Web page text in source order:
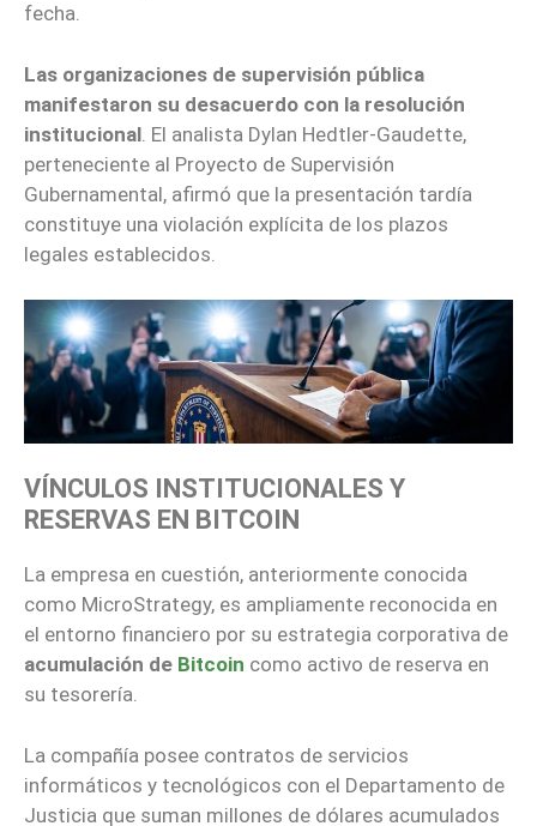
fecha.
Las organizaciones de supervisión pública
manifestaron su desacuerdo con la resolución
institucional . El analista Dylan Hedtler-Gaudette,
perteneciente al Proyecto de Supervisión
Gubernamental, afirmó que la presentación tardía
constituye una violación explícita de los plazos
legales establecidos.
VÍNCULOS INSTITUCIONALES Y
RESERVAS EN BITCOIN
La empresa en cuestión, anteriormente conocida
como MicroStrategy, es ampliamente reconocida en
el entorno financiero por su estrategia corporativa de
acumulación de Bitcoin como activo de reserva en
su tesorería.
La compañía posee contratos de servicios
informáticos y tecnológicos con el Departamento de
Justicia que suman millones de dólares acumulados